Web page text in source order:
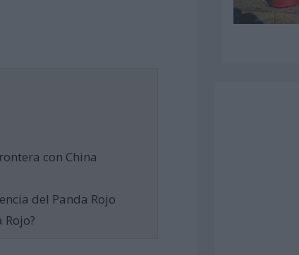
con China
del Panda Rojo